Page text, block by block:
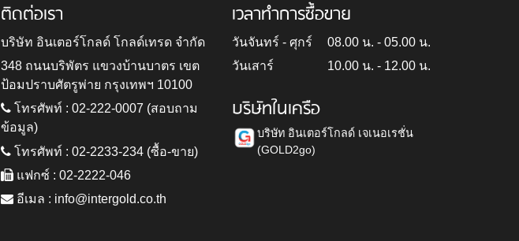
ติดต่อเรา
บริษัท อินเตอร์โกลด์ โกลด์เทรด จำกัด
348 ถนนบริพัตร แขวงบ้านบาตร เขต
ป้อมปราบศัตรูพ่าย กรุงเทพฯ 10100
โทรศัพท์ : 02-222-0007 (สอบถาม
ข้อมูล)
โทรศัพท์ : 02-2233-234 (ซื้อ-ขาย)
แฟกซ์ : 02-2222-046
อีเมล : info@intergold.co.th
เวลาทำการซื้อขาย
วันจันทร์ - ศุกร์
08.00 น. - 05.00 น.
วันเสาร์
10.00 น. - 12.00 น.
บริษัทในเครือ
บริษัท อินเตอร์โกลด์ เจเนอเรชั่น
(GOLD2go)